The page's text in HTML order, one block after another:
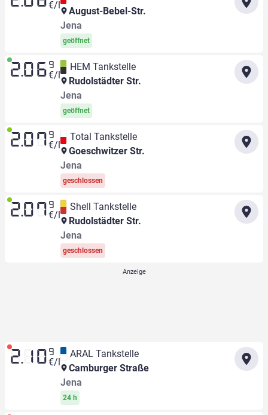
€/l
August-Bebel-Str.
Jena
geöffnet
2.06 9
€/l
HEM Tankstelle
Rudolstädter Str.
Jena
geöffnet
2.07 9
€/l
Total Tankstelle
Goeschwitzer Str.
Jena
geschlossen
2.07 9
€/l
Shell Tankstelle
Rudolstädter Str.
Jena
geschlossen
2.10 9
€/l
ARAL Tankstelle
Camburger Straße
Jena
24 h